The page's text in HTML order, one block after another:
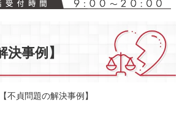
決事例】
【不貞問題の解決事例】